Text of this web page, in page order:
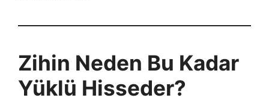
Zihin Neden Bu Kadar
Yüklü Hisseder?